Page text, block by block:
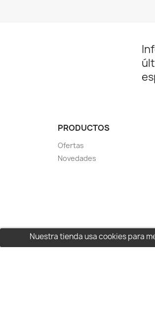
Nuestra tienda usa cookies para
PRODUCTOS
Ofertas
Novedades